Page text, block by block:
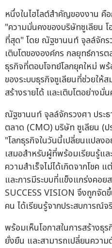
หนึ่งในไฮไลต์สำคัญของงาน คื
"ความมั่นคงของบริษัทซูเลียน โ
ที่สุด" โดย ณัฐชานนท์ จุลล์จักร
เติบโตขององค์กร กลยุทธ์การ
ธุรกิจที่ตอบโจทย์โลกยุคใหม่ พ
ของระบบธุรกิจซูเลียนที่ช่วยให้
สร้างรายได้ และเติบโตอย่างมั่น
ณัฐชานนท์ จุลล์จักรวงศา ประธ
ตลาด (CMO) บริษัท ซูเลียน (ป
"โลกธุรกิจในวันนี้เปลี่ยนแปลง
เสมอสำหรับผู้ที่พร้อมเรียนรู้แล
ความสำเร็จไม่ได้เกิดจากโชค
และการมีระบบที่แข็งแกร่งคอ
SUCCESS VISION จึงถูกจั
คน ได้เรียนรู้จากประสบการณ์
พร้อมเห็นโอกาสในการสร้างธุ
ยั่งยืน และสามารถเปลี่ยนควา